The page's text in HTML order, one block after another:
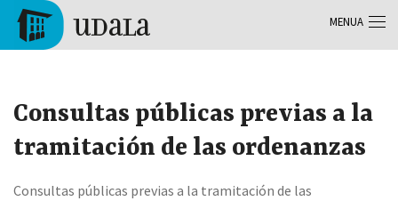
Skip to main content
Consultas públicas previas a la
tramitación de las ordenanzas
Consultas públicas previas a la tramitación de las
MENUA